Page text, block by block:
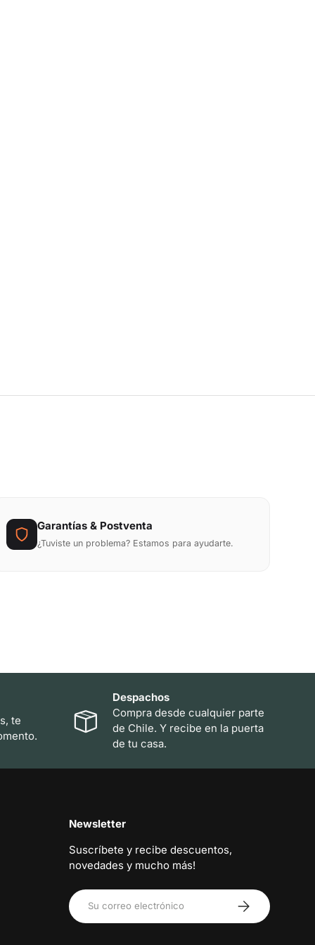
Garantías & Postventa
¿Tuviste un problema? Estamos para ayudarte.
te
Despachos
Compra desde cualquier parte
de Chile. Y recibe en la puerta
de tu casa.
Newsletter
Suscríbete y recibe descuentos,
novedades y mucho más!
Correo electrónico
Suscribirse